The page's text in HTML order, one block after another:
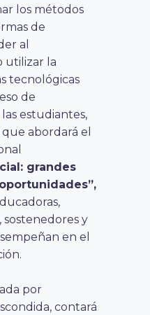
los métodos
de
al
utilizar la
tecnológicas
de
estudiantes,
abordará el
grandes
sostenedores y
en el
por
contará